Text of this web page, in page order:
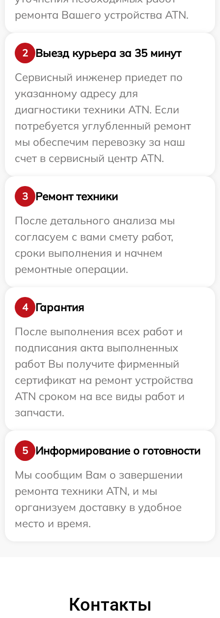
ремонта Вашего устройства ATN.
2
Выезд курьера за 35 минут
Сервисный инженер приедет по
указанному адресу для
диагностики техники ATN. Если
потребуется углубленный ремонт
мы обеспечим перевозку за наш
счет в сервисный центр ATN.
3
Ремонт техники
После детального анализа мы
согласуем с вами смету работ,
сроки выполнения и начнем
ремонтные операции.
4
Гарантия
После выполнения всех работ и
подписания акта выполненных
работ Вы получите фирменный
сертификат на ремонт устройства
ATN сроком на все виды работ и
запчасти.
5
Информирование о готовности
Мы сообщим Вам о завершении
ремонта техники ATN, и мы
организуем доставку в удобное
место и время.
Контакты